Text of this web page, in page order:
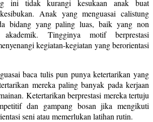
ini tidak kurangi kesukaan anak buat
Anak yang menguasai calistung
bidang yang paling luas, baik yang non
akademik. Tingginya motif berprestasi
kegiatan-kegiatan yang berorientasi
baca tulis pun punya ketertarikan yang
mereka paling banyak pada kerjaan
Ketertarikan berprestasi mereka tertuju
dan gampang bosan jika mengikuti
seni atau memerlukan latihan rutin.